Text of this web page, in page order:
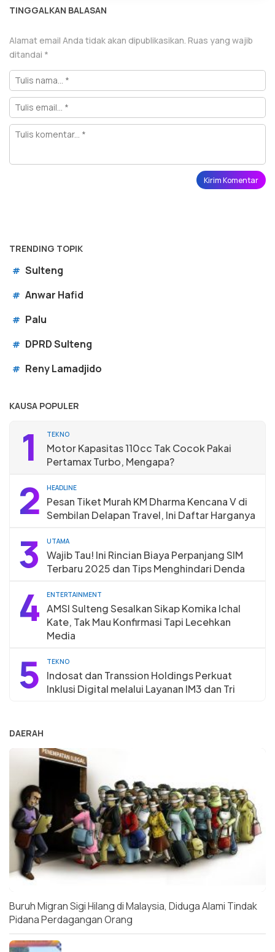
TINGGALKAN BALASAN
Alamat email Anda tidak akan dipublikasikan. Ruas yang wajib
ditandai *
TRENDING TOPIK
# Sulteng
# Anwar Hafid
# Palu
# DPRD Sulteng
# Reny Lamadjido
KAUSA POPULER
1 TEKNO
Motor Kapasitas 110cc Tak Cocok Pakai
Pertamax Turbo, Mengapa?
2 HEADLINE
Pesan Tiket Murah KM Dharma Kencana V di
Sembilan Delapan Travel, Ini Daftar Harganya
3 UTAMA
Wajib Tau! Ini Rincian Biaya Perpanjang SIM
Terbaru 2025 dan Tips Menghindari Denda
4 ENTERTAINMENT
AMSI Sulteng Sesalkan Sikap Komika Ichal
Kate, Tak Mau Konfirmasi Tapi Lecehkan
Media
5 TEKNO
Indosat dan Transsion Holdings Perkuat
Inklusi Digital melalui Layanan IM3 dan Tri
DAERAH
Buruh Migran Sigi Hilang di Malaysia, Diduga Alami Tindak
Pidana Perdagangan Orang